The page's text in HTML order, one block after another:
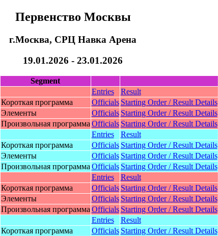
Первенство Москвы
г.Москва, СРЦ Навка Арена
19.01.2026 - 23.01.2026
Segment
Entries
Result
Короткая программа
Officials Starting Order / Result Details
Элементы
Officials Starting Order / Result Details
Произвольная программа Officials Starting Order / Result Details
Entries
Result
Короткая программа
Officials Starting Order / Result Details
Элементы
Officials Starting Order / Result Details
Произвольная программа Officials Starting Order / Result Details
Entries
Result
Короткая программа
Officials Starting Order / Result Details
Элeменты
Officials Starting Order / Result Details
Произвольная программа Officials Starting Order / Result Details
Entries
Result
Короткая программа
Officials Starting Order / Result Details